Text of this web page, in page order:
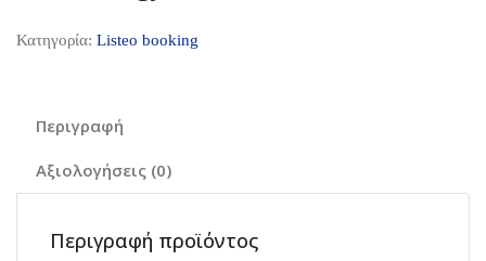
Κατηγορία: Listeo booking
Περιγραφή
Αξιολογήσεις (0)
Περιγραφή προϊόντος